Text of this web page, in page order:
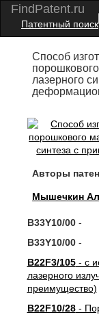
FindPatent.ru
Патентный поиск
Способ
лазерного
Авторы
Мышечкин
B33Y10/00-
B33Y10/00-
B22F3/105- с
лазерного
преимущество)
B22F10/28-